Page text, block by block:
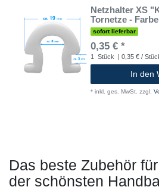
Netzhalter XS
Tornetze -
sofort lieferbar
0,35 € *
1 Stück | 0,35 € /
In den
* inkl. ges. MwSt. zzgl.
Das beste Zubehör
der schönsten